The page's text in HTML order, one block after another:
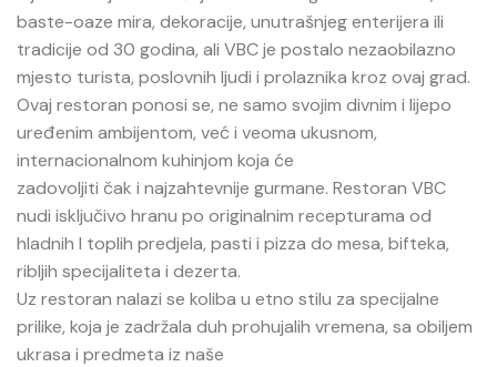
baste-oaze mira, dekoracije, unutrašnjeg enterijera ili
tradicije od 30 godina, ali VBC je postalo nezaobilazno
mjesto turista, poslovnih ljudi i prolaznika kroz ovaj grad.
Ovaj restoran ponosi se, ne samo svojim divnim i lijepo
uređenim ambijentom, već i veoma ukusnom,
internacionalnom kuhinjom koja će
zadovoljiti čak i najzahtevnije gurmane. Restoran VBC
nudi isključivo hranu po originalnim recepturama od
hladnih I toplih predjela, pasti i pizza do mesa, bifteka,
ribljih specijaliteta i dezerta.
Uz restoran nalazi se koliba u etno stilu za specijalne
prilike, koja je zadržala duh prohujalih vremena, sa obiljem
ukrasa i predmeta iz naše